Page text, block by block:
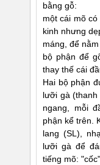
bằng gỗ:
một cái mõ
kinh nhưng
máng, để
bộ phận để
thay thế cái
Hai bộ phận
lưỡi gà
ngang, mỗi
phận kể trên.
lang (SL),
lưỡi gà để
tiếng mõ: